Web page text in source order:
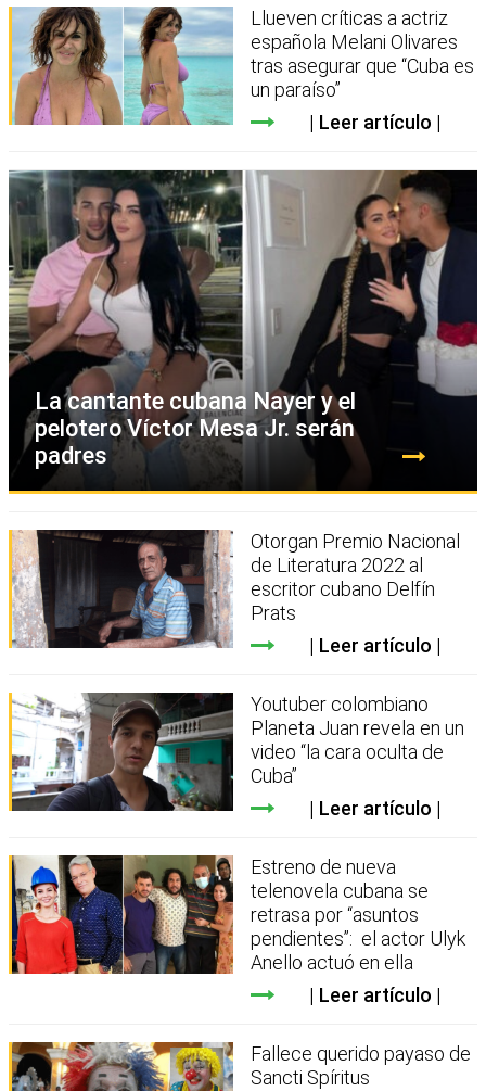
Llueven críticas a actriz
española Melani Olivares
tras asegurar que “Cuba es
un paraíso”
Leer artículo
La cantante cubana Nayer y el
pelotero Víctor Mesa Jr. serán
padres
Otorgan Premio Nacional
de Literatura 2022 al
escritor cubano Delfín
Prats
Leer artículo
Youtuber colombiano
Planeta Juan revela en un
video “la cara oculta de
Cuba”
Leer artículo
Estreno de nueva
telenovela cubana se
retrasa por “asuntos
pendientes”: el actor Ulyk
Anello actuó en ella
Leer artículo
Fallece querido payaso de
Sancti Spíritus